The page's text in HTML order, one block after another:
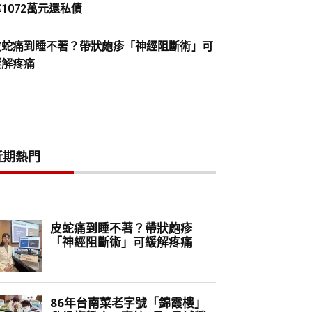
萬元還私債
痛到睡不著？帶狀皰疹「神經阻斷術」可
疼痛
熱門